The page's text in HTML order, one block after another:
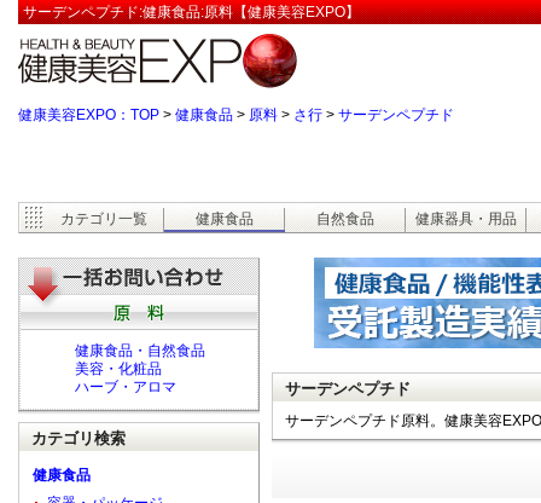
サーデンペプチド:健康食品:原料【健康美容EXPO】
健康美容EXPO：TOP > 健康食品 > 原料 > さ行 > サーデンペプチド
カテゴリ一覧 健康食品 自然食品 健康器具・用品
サーデンペプチド
サーデンペプチド原料。健康美容
健康食品・自然食品
美容・化粧品
ハーブ・アロマ
カテゴリ検索
健康食品